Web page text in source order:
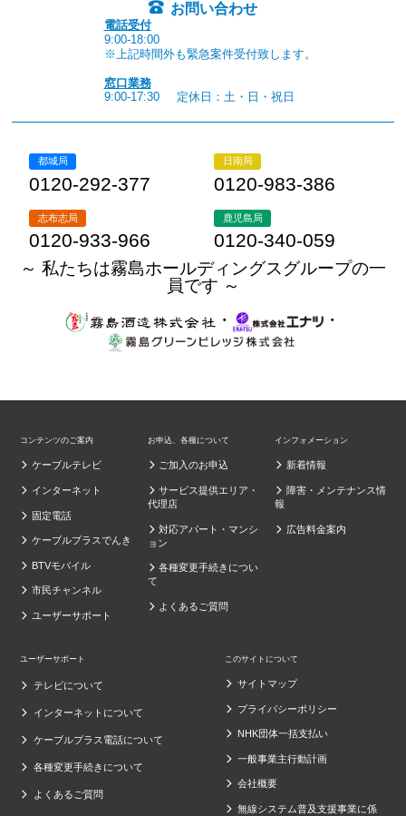
お問い合わせ
電話受付
9:00-18:00
※上記時間外も緊急案件受付致します。
窓口業務
9:00-17:30
定休日：土・日・祝日
都城局
0120-292-377
日南局
0120-983-386
志布志局
0120-933-966
鹿児島局
0120-340-059
～ 私たちは霧島ホールディングスグループの一
員です ～
・
・
コンテンツのご案内
ケーブルテレビ
インターネット
固定電話
ケーブルプラスでんき
BTVモバイル
市民チャンネル
ユーザーサポート
お申込、各種について
ご加入のお申込
サービス提供エリア・
代理店
対応アパート・マンシ
ョン
各種変更手続きについ
て
よくあるご質問
インフォメーション
新着情報
障害・メンテナンス情
報
広告料金案内
ユーザーサポート
テレビについて
インターネットについて
ケーブルプラス電話について
各種変更手続きについて
よくあるご質問
このサイトについて
サイトマップ
プライバシーポリシー
NHK団体一括支払い
一般事業主行動計画
会社概要
無線システム普及支援事業に係